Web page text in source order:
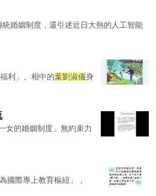
婚姻制度，還引述近日大熱的人工智能
利」。相中的葉劉淑儀身
女的婚姻制度」無約束力
國際專上教育樞紐」，